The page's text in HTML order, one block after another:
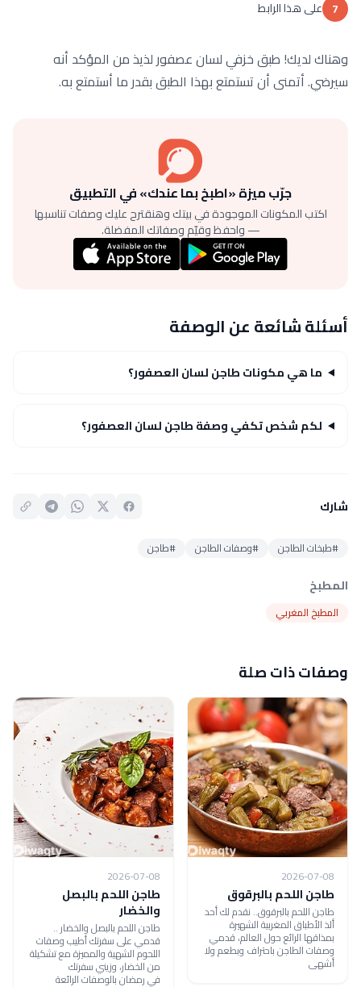
7 على هذا الرابط
وهناك لديك! طبق خزفي لسان عصفور لذيذ من المؤكد أنه
سيرضي. أتمنى أن تستمتع بهذا الطبق بقدر ما أستمتع به.
جرّب ميزة «اطبخ بما عندك» في التطبيق
اكتب المكونات الموجودة في بيتك وهنقترح عليك وصفات تناسبها
— واحفظ وقيّم وصفاتك المفضلة.
أسئلة شائعة عن الوصفة
ما هي مكونات طاجن لسان العصفور؟
لكم شخص تكفي وصفة طاجن لسان العصفور؟
شارك
#طبخات الطاجن #وصفات الطاجن #طاجن
المطبخ
المطبخ المغربي
وصفات ذات صلة
2026-07-08
طاجن اللحم بالبرقوق
طاجن اللحم بالبرقوق.. نقدم لك أحد
ألذ الأطباق المغربية الشهيرة
بمذاقها الرائع حول العالم، قدمي
وصفات الطاجن باحتراف وبطعم ولا
أشهى
2026-07-08
طاجن اللحم بالبصل
والخضار
طاجن اللحم بالبصل والخضار ..
قدمي على سفرتك أطيب وصفات
اللحوم الشهية والمميزة مع تشكيلة
من الخضار، وزيني سفرتك
في رمضان بالوصفات الرائعة